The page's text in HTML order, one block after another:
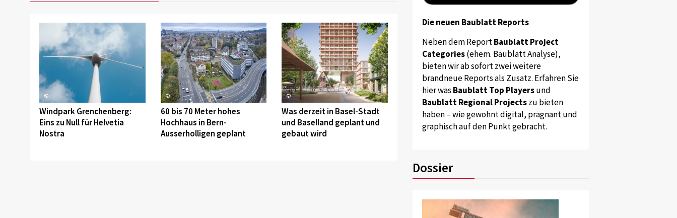
©
Windpark Grenchenberg:
Eins zu Null für Helvetia
Nostra
©
60 bis 70 Meter hohes
Hochhaus in Bern-
Ausserholligen geplant
©
Was derzeit in Basel-Stadt
und Baselland geplant und
gebaut wird
Die neuen Baublatt Reports
Neben dem ReportBaublatt Project
Categories(ehem. Baublatt Analyse),
bieten wir ab sofort zwei weitere
brandneue Reports als Zusatz. Erfahren Sie
hier was Baublatt Top Playersund
Baublatt Regional Projectszu bieten
haben – wie gewohnt digital, prägnant und
graphisch auf den Punkt gebracht.
Dossier